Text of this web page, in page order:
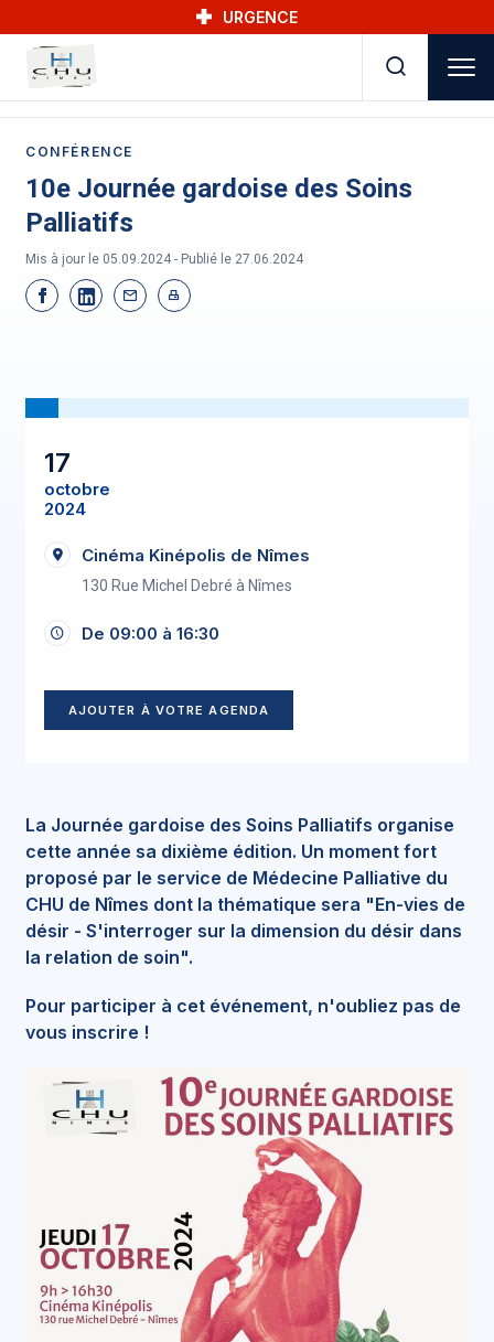
URGENCE
CONFÉRENCE
10e Journée gardoise des Soins
Palliatifs
Mis à jour le 05.09.2024 - Publié le 27.06.2024
17
octobre
2024
Cinéma Kinépolis de Nîmes
130 Rue Michel Debré à Nîmes
De 09:00 à 16:30
AJOUTER À VOTRE AGENDA
La Journée gardoise des Soins Palliatifs organise
cette année sa dixième édition. Un moment fort
proposé par le service de Médecine Palliative du
CHU de Nîmes dont la thématique sera "En-vies de
désir - S'interroger sur la dimension du désir dans
la relation de soin".
Pour participer à cet événement, n'oubliez pas de
vous inscrire !